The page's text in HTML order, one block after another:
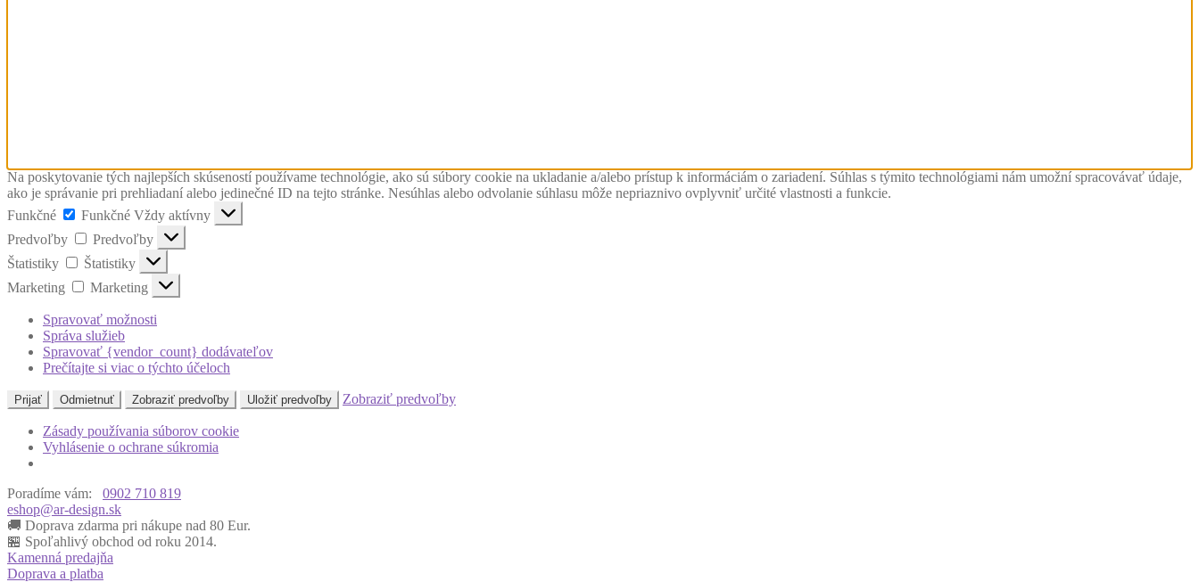
Na poskytovanie tých najlepších skúseností používame technológie, ako sú súbory cookie na ukladanie a/alebo prístup k informáciám o zariadení. Súhlas s týmito technológiami nám umožní spracovávať údaje,
ako je správanie pri prehliadaní alebo jedinečné ID na tejto stránke. Nesúhlas alebo odvolanie súhlasu môže nepriaznivo ovplyvniť určité vlastnosti a funkcie.
Funkčné
Funkčné Vždy aktívny
Predvoľby
Predvoľby
Štatistiky
Štatistiky
Marketing
Marketing
Spravovať možnosti
Správa služieb
Spravovať {vendor_count} dodávateľov
Prečítajte si viac o týchto účeloch
Prijať Odmietnuť Zobraziť predvoľby Uložiť predvoľby Zobraziť predvoľby
Zásady používania súborov cookie
Vyhlásenie o ochrane súkromia
Poradíme vám:
0902 710 819
eshop@ar-design.sk
🚚 Doprava zdarma pri nákupe nad 80 Eur.
🏪 Spoľahlivý obchod od roku 2014.
Kamenná predajňa
Doprava a platba